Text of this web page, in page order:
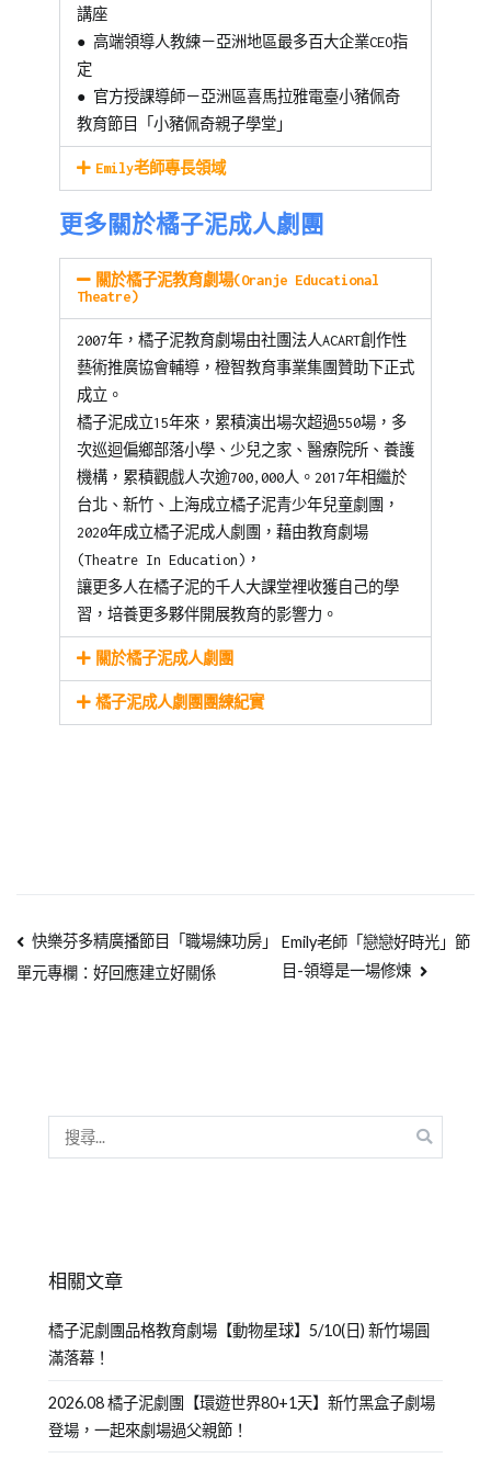
講座
● 高端領導人教練－亞洲地區最多百大企業CEO指
定
● 官方授課導師－亞洲區喜馬拉雅電臺小豬佩奇
教育節目「小豬佩奇親子學堂」
Emily老師專長領域
更多關於橘子泥成人劇團
關於橘子泥教育劇場(Oranje Educational
Theatre)
2007年，橘子泥教育劇場由社團法人ACART創作性
藝術推廣協會輔導，橙智教育事業集團贊助下正式
成立。
橘子泥成立15年來，累積演出場次超過550場，多
次巡迴偏鄉部落小學、少兒之家、醫療院所、養護
機構，累積觀戲人次逾700,000人。2017年相繼於
台北、新竹、上海成立橘子泥青少年兒童劇團，
2020年成立橘子泥成人劇團，藉由教育劇場
(Theatre In Education)，
讓更多人在橘子泥的千人大課堂裡收獲自己的學
習，培養更多夥伴開展教育的影響力。
關於橘子泥成人劇團
橘子泥成人劇團團練紀實
快樂芬多精廣播節目「職場練功房」
單元專欄：好回應建立好關係
Emily老師「戀戀好時光」節
目-領導是一場修煉
相關文章
橘子泥劇團品格教育劇場【動物星球】5/10(日) 新竹場圓
滿落幕！
2026.08 橘子泥劇團【環遊世界80+1天】新竹黑盒子劇場
登場，一起來劇場過父親節！